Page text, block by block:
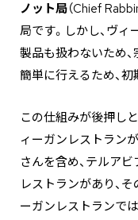
ノット局（Chief
局です。しかし、ヴ
製品も扱わないため
簡単に行えるため、
この仕組みが後押し
ィーガンレストラン
さんを含め、テルア
レストランがあり、
ーガンレストランで